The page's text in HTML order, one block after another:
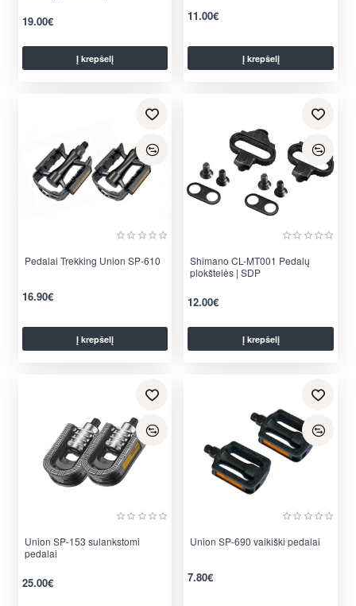
19.00€
Į krepšelį
11.00€
Į krepšelį
Pedalai Trekking Union SP-610
16.90€
Į krepšelį
Shimano CL-MT001 Pedalų
plokštelės | SDP
12.00€
Į krepšelį
Union SP-153 sulankstomi
pedalai
25.00€
Union SP-690 vaikiški pedalai
7.80€